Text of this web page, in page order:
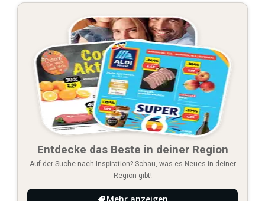
Entdecke das Beste in deiner Region
Auf der Suche nach Inspiration? Schau, was es Neues in deiner
Region gibt!